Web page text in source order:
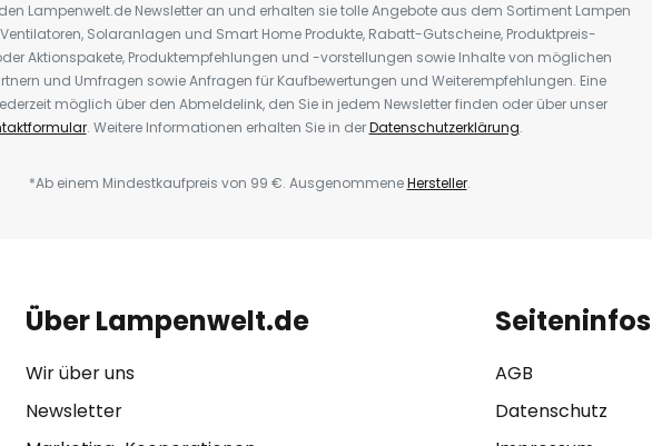
Lampenwelt.de Newsletter an und erhalten sie tolle Angebote aus dem Sortiment Lampen
Solaranlagen und Smart Home Produkte, Rabatt-Gutscheine, Produktpreis-
Aktionspakete, Produktempfehlungen und -vorstellungen sowie Inhalte von möglichen
und Umfragen sowie Anfragen für Kaufbewertungen und Weiterempfehlungen. Eine
möglich über den Abmeldelink, den Sie in jedem Newsletter finden oder über unser
. Weitere Informationen erhalten Sie in derDatenschutzerklärung.
*Ab einem Mindestkaufpreis von 99 €. AusgenommeneHersteller.
Über Lampenwelt.de
Wir über uns
Newsletter
Seiteninfos
AGB
Datenschutz